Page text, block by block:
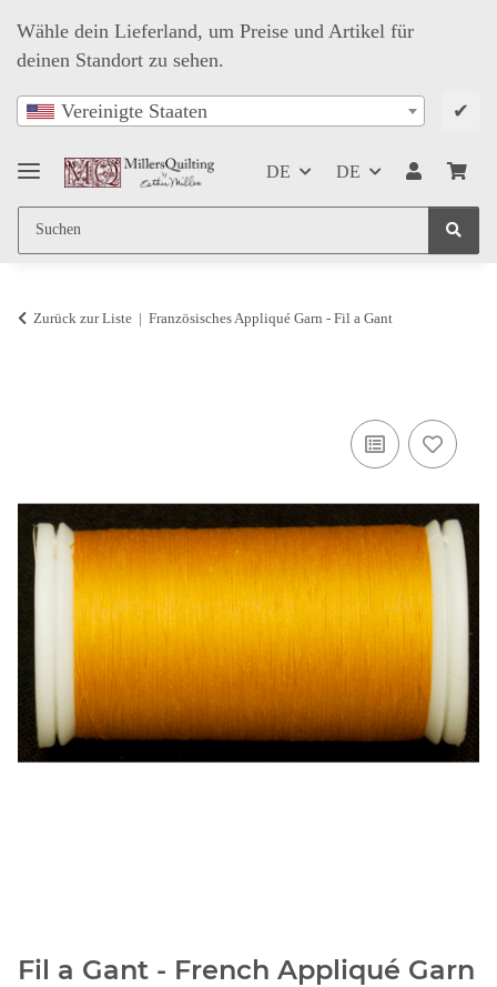
Wähle dein Lieferland, um Preise und Artikel für
deinen Standort zu sehen.
Vereinigte Staaten ✔
DE DE
Zurück zur Liste Französisches Appliqué Garn - Fil a Gant
Fil a Gant - French Appliqué Garn